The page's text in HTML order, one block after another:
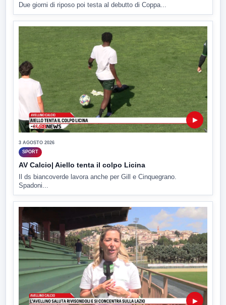
Due giorni di riposo poi testa al debutto di Coppa...
▶
3 AGOSTO 2026
SPORT
AV Calcio| Aiello tenta il colpo Licina
Il ds biancoverde lavora anche per Gill e Cinquegrano.
Spadoni...
▶